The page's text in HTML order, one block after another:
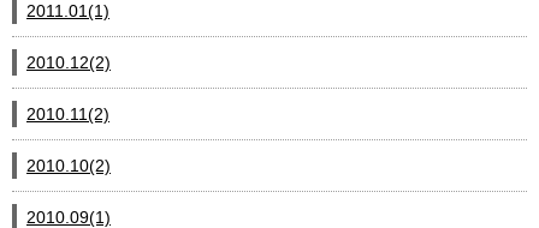
2011.01(1)
2010.12(2)
2010.11(2)
2010.10(2)
2010.09(1)